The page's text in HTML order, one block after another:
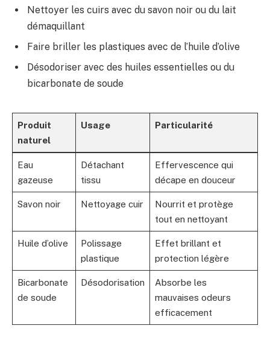
Nettoyer les cuirs avec du savon noir ou du lait
démaquillant
Faire briller les plastiques avec de l’huile d’olive
Désodoriser avec des huiles essentielles ou du
bicarbonate de soude
Produit
naturel
Usage Particularité
Eau
gazeuse
Détachant
tissu
Effervescence qui
décape en douceur
Savon noir Nettoyage cuir
Nourrit et protège
tout en nettoyant
Huile d’olive
Polissage
plastique
Effet brillant et
protection légère
Bicarbonate
de soude
Désodorisation
Absorbe les
mauvaises odeurs
efficacement